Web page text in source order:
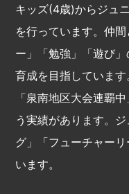
キッズ(4歳)からジュ
を行っています。仲
ー」「勉強」「遊び
育成を目指しています
「泉南地区大会連覇
う実績があります。
グ」「フューチャー
います。